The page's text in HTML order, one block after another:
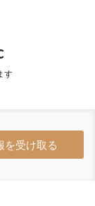
す
を受け取る